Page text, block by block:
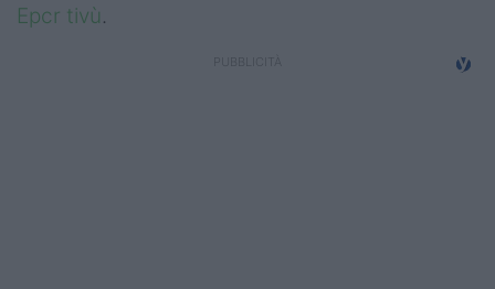
Serie C
Epcr tivù.